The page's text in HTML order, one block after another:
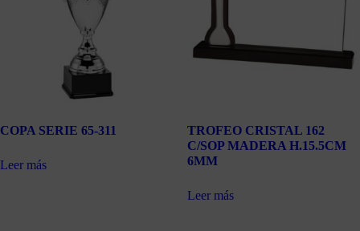
COPA SERIE 65-311
Leer más
TROFEO CRISTAL 162
C/SOP MADERA H.15.5CM
6MM
Leer más